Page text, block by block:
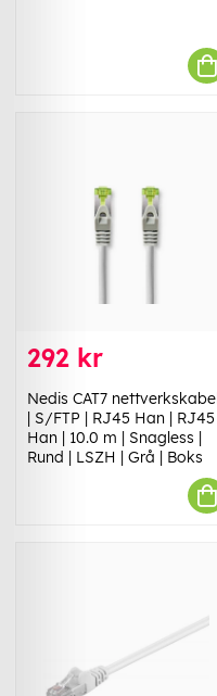
292 kr
Nedis CAT7 nettverkskabel
| S/FTP | RJ45 Han | RJ45
Han | 10.0 m | Snagless |
Rund | LSZH | Grå | Boks